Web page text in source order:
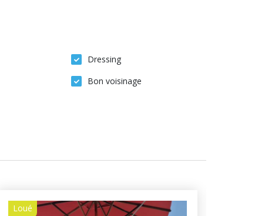
Dressing
Bon voisinage
Loué